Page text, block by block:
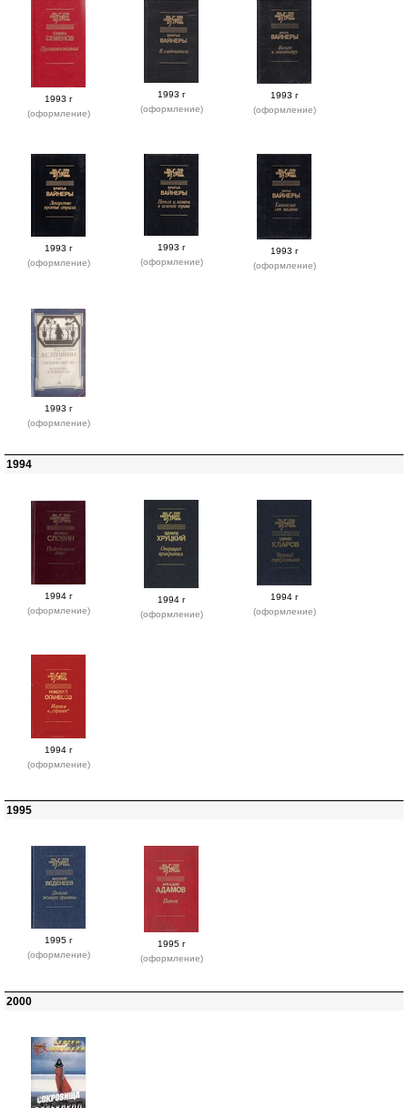
1993 г
(оформление)
1993 г
(оформление)
1993 г
(оформление)
1993 г
(оформление)
1993 г
(оформление)
1993 г
(оформление)
1993 г
(оформление)
1994
1994 г
(оформление)
1994 г
(оформление)
1994 г
(оформление)
1994 г
(оформление)
1995
1995 г
(оформление)
1995 г
(оформление)
2000